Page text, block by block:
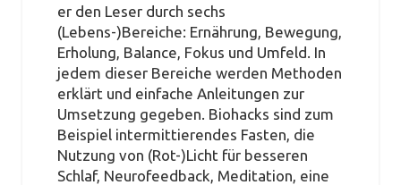
er den Leser durch sechs
(Lebens-)Bereiche: Ernährung, Bewegung,
Erholung, Balance, Fokus und Umfeld. In
jedem dieser Bereiche werden Methoden
erklärt und einfache Anleitungen zur
Umsetzung gegeben. Biohacks sind zum
Beispiel intermittierendes Fasten, die
Nutzung von (Rot-)Licht für besseren
Schlaf, Neurofeedback, Meditation, eine